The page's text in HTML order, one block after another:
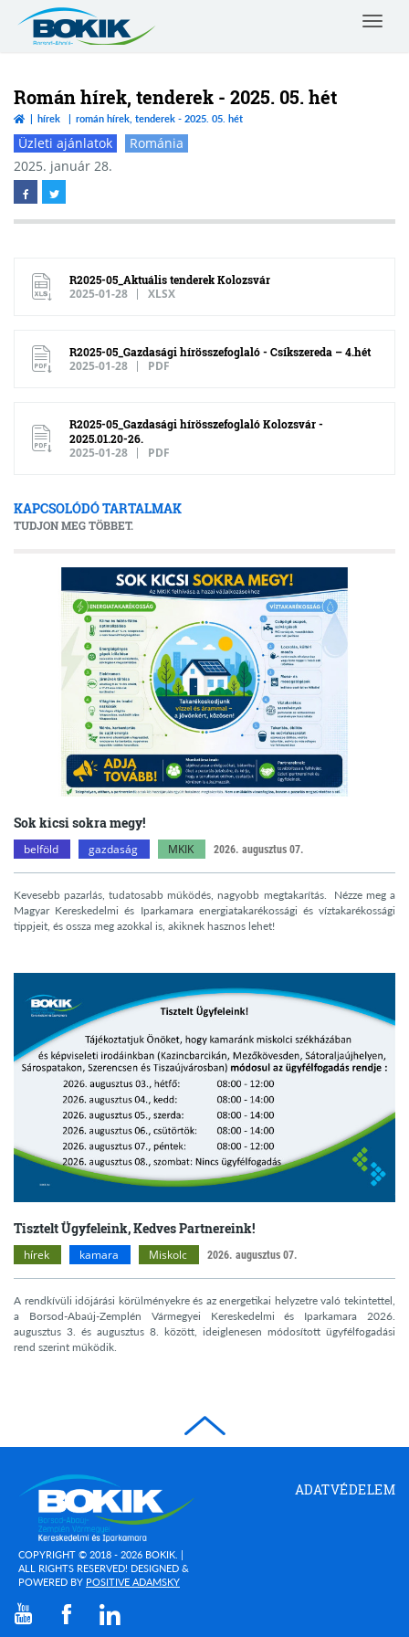
Zemplén
Vármegyei
Kereskedelmi
és
Iparkamara
Toggle
Román hírek, tenderek - 2025. 05. hét
hírek román hírek, tenderek - 2025. 05. hét
Üzleti ajánlatok
Románia
2025. január 28.
R2025-05_Aktuális tenderek Kolozsvár
2025-01-28 XLSX
R2025-05_Gazdasági hírösszefoglaló - Csíkszereda – 4.hét
2025-01-28 PDF
R2025-05_Gazdasági hírösszefoglaló Kolozsvár -
2025.01.20-26.
2025-01-28 PDF
KAPCSOLÓDÓ TARTALMAK
TUDJON MEG TÖBBET.
Sok kicsi sokra megy!
belföld gazdaság MKIK 2026. augusztus 07.
Kevesebb pazarlás, tudatosabb működés, nagyobb megtakarítás. Nézze meg a
Magyar Kereskedelmi és Iparkamara energiatakarékossági és víztakarékossági
tippjeit, és ossza meg azokkal is, akiknek hasznos lehet!
Tisztelt Ügyfeleink, Kedves Partnereink!
hírek kamara Miskolc 2026. augusztus 07.
A rendkívüli időjárási körülményekre és az energetikai helyzetre való tekintettel,
a Borsod-Abaúj-Zemplén Vármegyei Kereskedelmi és Iparkamara 2026.
augusztus 3. és augusztus 8. között, ideiglenesen módosított ügyfélfogadási
rend szerint működik.
Borsod-
Abaúj-
Zemplén
Megyei
Kereskedelmi
és
Iparkamara
COPYRIGHT © 2018 - 2026 BOKIK. |
ALL RIGHTS RESERVED! DESIGNED &
POWERED BY POSITIVE ADAMSKY(OPEN
(open in new window) (open in new window)
ADATVÉDELEM